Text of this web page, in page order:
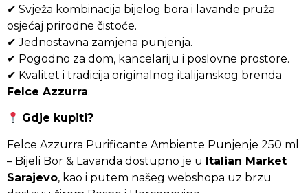
✔ Svježa kombinacija bijelog bora i lavande pruža
osjećaj prirodne čistoće.
✔ Jednostavna zamjena punjenja.
✔ Pogodno za dom, kancelariju i poslovne prostore.
✔ Kvalitet i tradicija originalnog italijanskog brenda
Felce Azzurra.
Gdje kupiti?
Felce Azzurra Purificante Ambiente Punjenje 250 ml
– Bijeli Bor & Lavanda dostupno je u Italian Market
Sarajevo, kao i putem našeg webshopa uz brzu